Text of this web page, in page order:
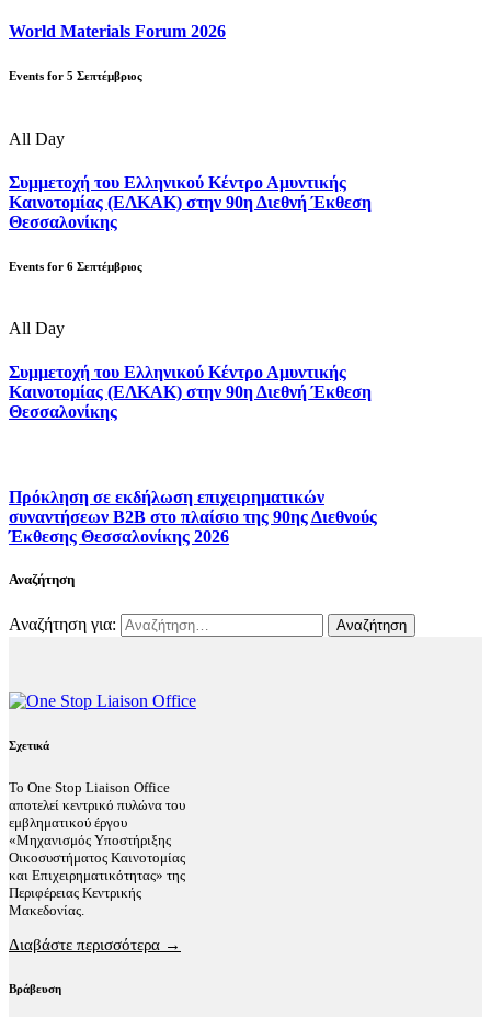
World Materials Forum 2026
Events for 5 Σεπτέμβριος
All Day
Συμμετοχή του Ελληνικού Κέντρο Αμυντικής
Καινοτομίας (ΕΛΚΑΚ) στην 90η Διεθνή Έκθεση
Θεσσαλονίκης
Events for 6 Σεπτέμβριος
All Day
Συμμετοχή του Ελληνικού Κέντρο Αμυντικής
Καινοτομίας (ΕΛΚΑΚ) στην 90η Διεθνή Έκθεση
Θεσσαλονίκης
Πρόκληση σε εκδήλωση επιχειρηματικών
συναντήσεων B2B στο πλαίσιο της 90ης Διεθνούς
Έκθεσης Θεσσαλονίκης 2026
Αναζήτηση
Αναζήτηση για:
Σχετικά
Το One Stop Liaison Office
αποτελεί κεντρικό πυλώνα του
εμβληματικού έργου
«Μηχανισμός Υποστήριξης
Οικοσυστήματος Καινοτομίας
και Επιχειρηματικότητας» της
Περιφέρειας Κεντρικής
Μακεδονίας.
Διαβάστε περισσότερα →
Βράβευση